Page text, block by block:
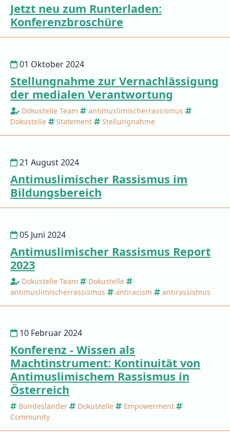
Jetzt neu zum Runterladen:
Konferenzbroschüre
01 Oktober 2024
Stellungnahme zur Vernachlässigung
der medialen Verantwortung
Dokustelle Team
antimuslimischerrassismus
Dokustelle
Statement Stellungnahme
21 August 2024
Antimuslimischer Rassismus im
Bildungsbereich
05 Juni 2024
Antimuslimischer Rassismus Report
2023
Dokustelle Team
Dokustelle
antimuslimischerrassismus
antiracism antirassismus
10 Februar 2024
Konferenz - Wissen als
Machtinstrument: Kontinuität von
Antimuslimischem Rassismus in
Österreich
Bundesländer Dokustelle
Empowerment
Community